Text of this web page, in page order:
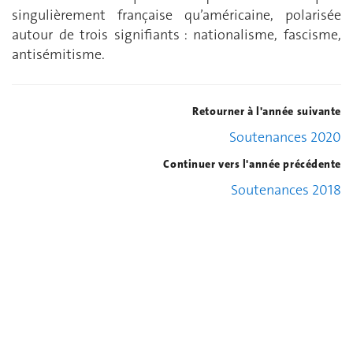
singulièrement française qu’américaine, polarisée
autour de trois signifiants : nationalisme, fascisme,
antisémitisme.
Retourner à l'année suivante
Soutenances 2020
Continuer vers l'année précédente
Soutenances 2018